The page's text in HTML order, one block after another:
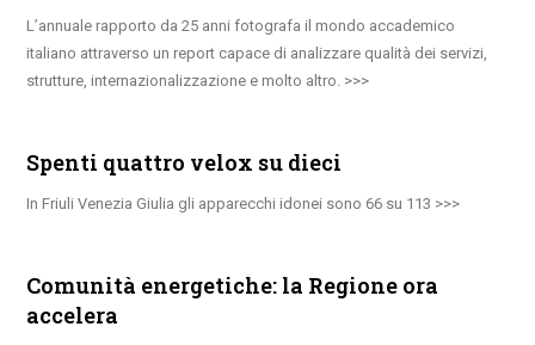
L’annuale rapporto da 25 anni fotografa il mondo accademico
italiano attraverso un report capace di analizzare qualità dei servizi,
strutture, internazionalizzazione e molto altro.
Spenti quattro velox su dieci
In Friuli Venezia Giulia gli apparecchi idonei sono 66 su 113
Comunità energetiche: la Regione ora
accelera